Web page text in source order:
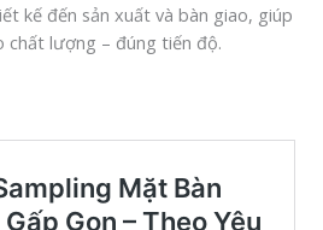
kế đến sản xuất và bàn giao, giúp
chất lượng – đúng tiến độ.